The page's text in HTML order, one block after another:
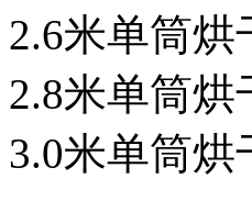
2.6米单筒烘
2.8米单筒烘
3.0米单筒烘